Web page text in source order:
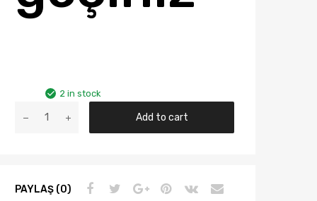
2 in stock
94
Add to cart
PAYLAŞ (0)